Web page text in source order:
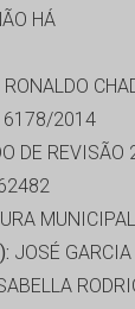
HÁ
RONALDO
2014
DE REVISÃO
JOSÉ